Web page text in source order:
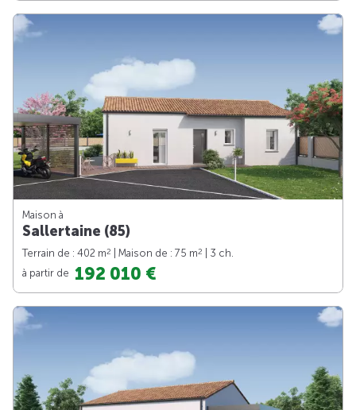
Maison à
Sallertaine (85)
Terrain de : 402 m2 | Maison de : 75 m2
| 3 ch.
à partir de 192 010 €